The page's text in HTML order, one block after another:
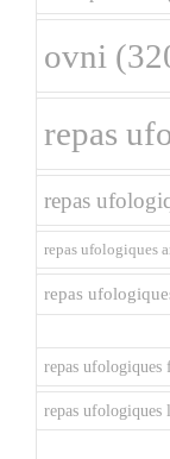
ovni
repas
repas
repas ufologiques
repas
repas ufologiques
repas ufologiques